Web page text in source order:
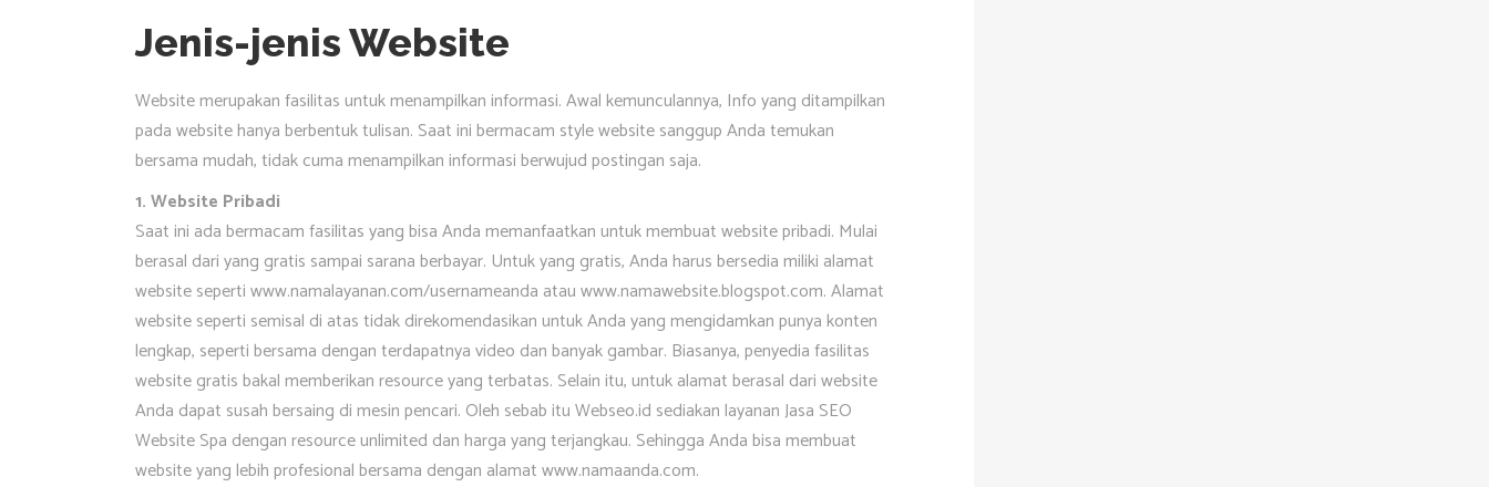
Jenis-jenis Website
Website merupakan fasilitas untuk menampilkan informasi. Awal kemunculannya, Info yang ditampilkan
pada website hanya berbentuk tulisan. Saat ini bermacam style website sanggup Anda temukan
bersama mudah, tidak cuma menampilkan informasi berwujud postingan saja.
1. Website Pribadi
Saat ini ada bermacam fasilitas yang bisa Anda memanfaatkan untuk membuat website pribadi. Mulai
berasal dari yang gratis sampai sarana berbayar. Untuk yang gratis, Anda harus bersedia miliki alamat
website seperti www.namalayanan.com/usernameanda atau www.namawebsite.blogspot.com. Alamat
website seperti semisal di atas tidak direkomendasikan untuk Anda yang mengidamkan punya konten
lengkap, seperti bersama dengan terdapatnya video dan banyak gambar. Biasanya, penyedia fasilitas
website gratis bakal memberikan resource yang terbatas. Selain itu, untuk alamat berasal dari website
Anda dapat susah bersaing di mesin pencari. Oleh sebab itu Webseo.id sediakan layanan Jasa SEO
Website Spa dengan resource unlimited dan harga yang terjangkau. Sehingga Anda bisa membuat
website yang lebih profesional bersama dengan alamat www.namaanda.com.